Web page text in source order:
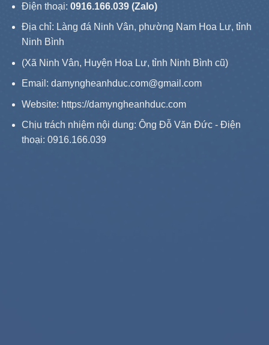
Điện thoại: 0916.166.039 (Zalo)
Địa chỉ: Làng đá Ninh Vân, phường Nam Hoa Lư, tỉnh
Ninh Bình
(Xã Ninh Vân, Huyện Hoa Lư, tỉnh Ninh Bình cũ)
Email: damyngheanhduc.com@gmail.com
Website: https://damyngheanhduc.com
Chịu trách nhiệm nội dung: Ông Đỗ Văn Đức - Điện
thoại: 0916.166.039